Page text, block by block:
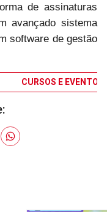
de assinaturas
avançado sistema
software de gestão
CURSOS E EVENTOS